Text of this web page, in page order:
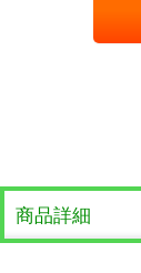
商品詳細